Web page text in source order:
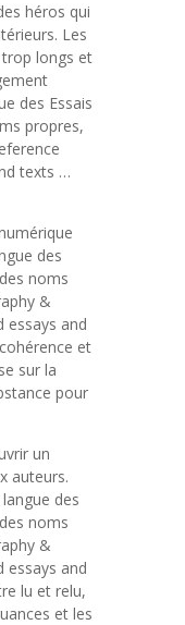
héros qui
Les
longs et
des Essais
propres,
texts …
des
noms
&
essays and
et
sur la
pour
un
auteurs.
des
noms
&
essays and
lu et relu,
et les